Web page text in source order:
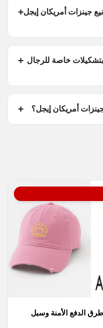
جينزات أمريكان إيجل
خاصة للرجال
أمريكان إيجل؟
الدفع الأمنة وسبل